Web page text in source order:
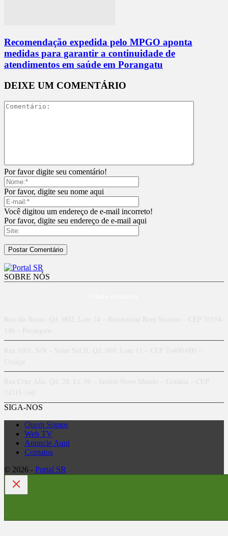
Recomendação expedida pelo MPGO aponta
medidas para garantir a continuidade de
atendimentos em saúde em Porangatu
DEIXE UM COMENTÁRIO
Por favor digite seu comentário!
Por favor, digite seu nome aqui
Você digitou um endereço de e-mail incorreto!
Por favor, digite seu endereço de e-mail aqui
SOBRE NÓS
SIGA-NOS
Quem Somos
Web TV
Anuncie Aqui
Contatos
© 2026 - Portal SR